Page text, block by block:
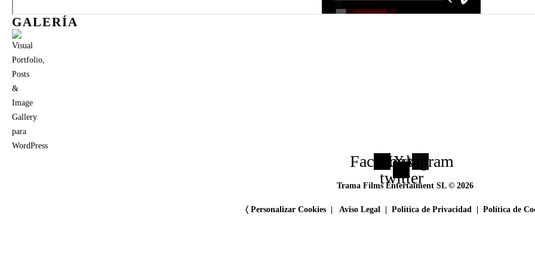
GALERÍA
Facebook
X-
twitter
Instagram
Trama Films Entertaiment SL © 2026
〈 Personalizar Cookies | Aviso Legal Política de Privacidad Política de